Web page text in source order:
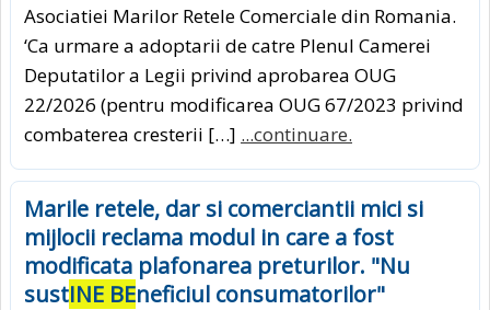
Asociatiei Marilor Retele Comerciale din Romania.
‘Ca urmare a adoptarii de catre Plenul Camerei
Deputatilor a Legii privind aprobarea OUG
22/2026 (pentru modificarea OUG 67/2023 privind
combaterea cresterii […] ...continuare.
Marile retele, dar si comerciantii mici si
mijlocii reclama modul in care a fost
modificata plafonarea preturilor. "Nu
sustINE BEneficiul consumatorilor"